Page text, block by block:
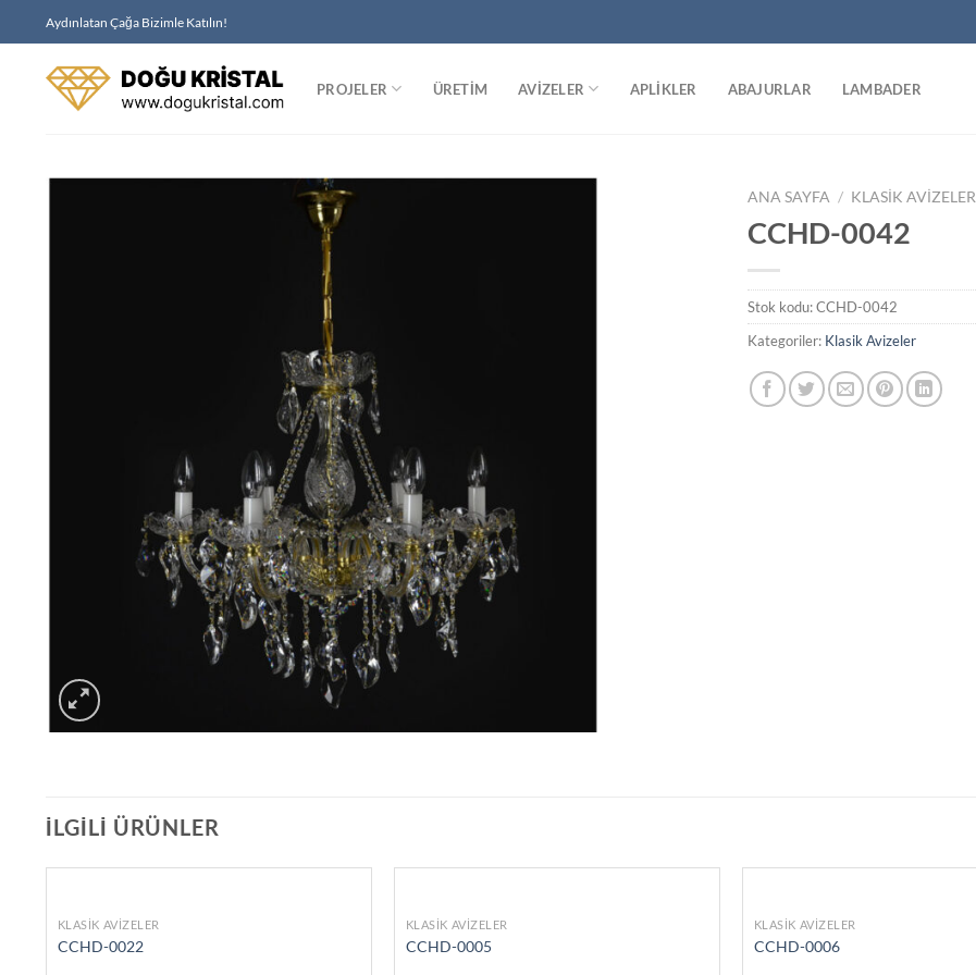
atla
Aydınlatan Çağa Bizimle Katılın!
PROJELER ÜRETIM AVIZELER APLIKLER ABAJURLAR LAMBADER
ANA SAYFA / KLASIK AVIZELER
CCHD-0042
Stok kodu:CCHD-0042
Kategoriler: Klasik Avizeler
İLGILI ÜRÜNLER
KLASIK AVIZELER
CCHD-0022
KLASIK AVIZELER
CCHD-0005
KLASIK AVIZELER
CCHD-0006